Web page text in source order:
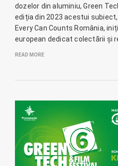
dozelor din aluminiu, Green
ediția din 2023 acestui
Every Can Counts România,
european dedicat colectării și
READ MORE